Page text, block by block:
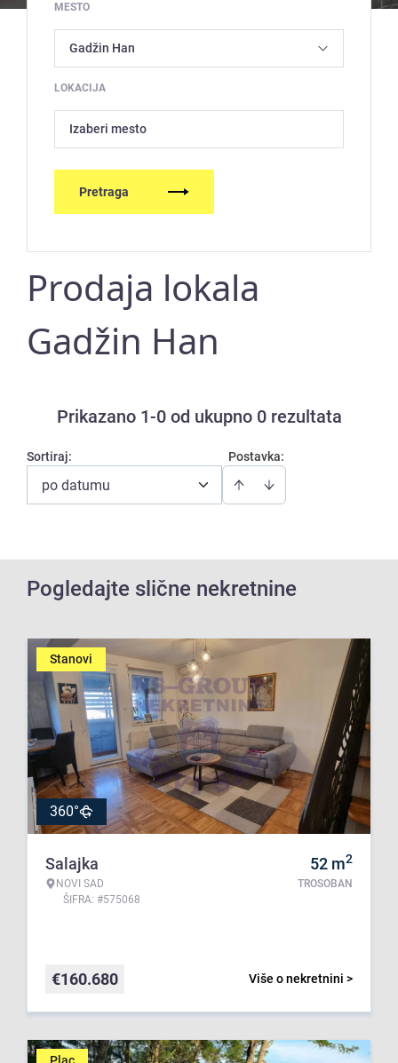
MESTO
LOKACIJA
Izaberi mesto
Pretraga
Prodaja lokala
Gadžin Han
Prikazano 1-0 od ukupno 0 rezultata
Postavka:
Sortiraj:
po datumu
Pogledajte slične nekretnine
Stanovi
360°
Salajka
NOVI SAD
ŠIFRA: #575068
52 m2
TROSOBAN
Više o nekretnini >
€160.680